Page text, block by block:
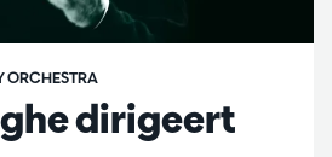
dirigeert
ORCHESTRA